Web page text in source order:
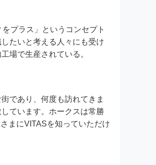
プラス」というコンセプト
たいと考える人々にも受け
場で生産されている。
であり、何度も訪れてきま
ています。ホークスは常勝
まにVITASを知っていただけ